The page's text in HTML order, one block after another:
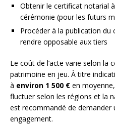
Obtenir le certificat notarial
cérémonie (pour les futurs
Procéder à la publication
rendre opposable aux tiers
Le coût de l’acte varie selon la
patrimoine en jeu. À titre
à environ 1 500 € en
fluctuer selon les régions et la
est recommandé de demander
engagement.